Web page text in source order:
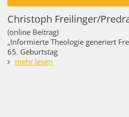
Christoph Freilinger/
(online Beitrag)
„Informierte Theologie generiert
65. Geburtstag
mehr lesen